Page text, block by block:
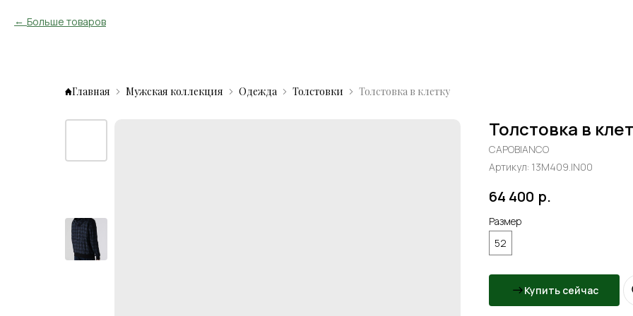
Больше товаров
Главная Мужская коллекция Одежда Толстовки Толстовка в клетку
Толстовка в
CAPOBIANCO
Артикул: 13M409.IN00
64 400 р.
Размер
52
Купить сейчас